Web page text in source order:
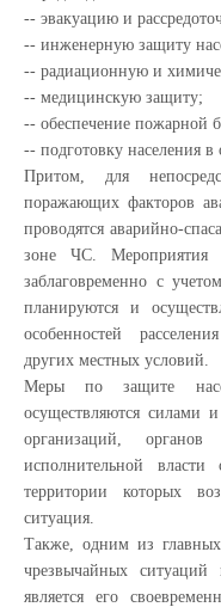
-- эвакуацию и
-- инженерную защиту
-- радиационную и
-- медицинскую защиту;
-- обеспечение пожарной
-- подготовку населения
Притом, для
поражающих факторов
проводятся аварийно-
зоне ЧС. Мероприятия
заблаговременно с
планируются и
особенностей
других местных условий.
Меры по защите
осуществляются силами
организаций, органов
исполнительной
территории которых
ситуация.
Также, одним из
чрезвычайных ситуаций
является его